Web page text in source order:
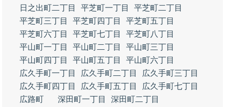
日之出町二丁目
平芝町一丁目
平芝町二丁目
平芝町三丁目
平芝町四丁目
平芝町五丁目
平芝町六丁目
平芝町七丁目
平芝町八丁目
平山町一丁目
平山町二丁目
平山町三丁目
平山町四丁目
平山町五丁目
平山町六丁目
広久手町一丁目
広久手町二丁目
広久手町三丁目
広久手町四丁目
広久手町五丁目
広久手町七丁目
広路町
深田町一丁目
深田町二丁目